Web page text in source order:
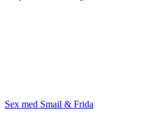
Sex med Smail & Frida